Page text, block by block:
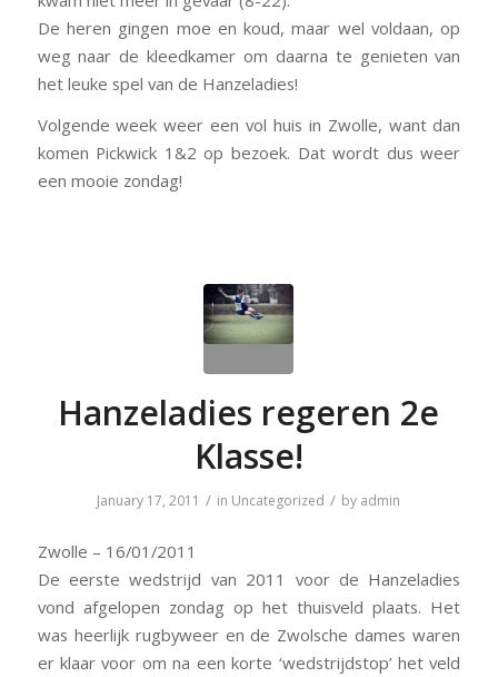
De heren gingen moe en koud, maar wel voldaan, op
weg naar de kleedkamer om daarna te genieten van
het leuke spel van de Hanzeladies!
Volgende week weer een vol huis in Zwolle, want dan
komen Pickwick 1&2 op bezoek. Dat wordt dus weer
een mooie zondag!
Hanzeladies regeren 2e
Klasse!
January 17, 2011 / in Uncategorized / by admin
Zwolle – 16/01/2011
De eerste wedstrijd van 2011 voor de Hanzeladies
vond afgelopen zondag op het thuisveld plaats. Het
was heerlijk rugbyweer en de Zwolsche dames waren
er klaar voor om na een korte ‘wedstrijdstop’ het veld